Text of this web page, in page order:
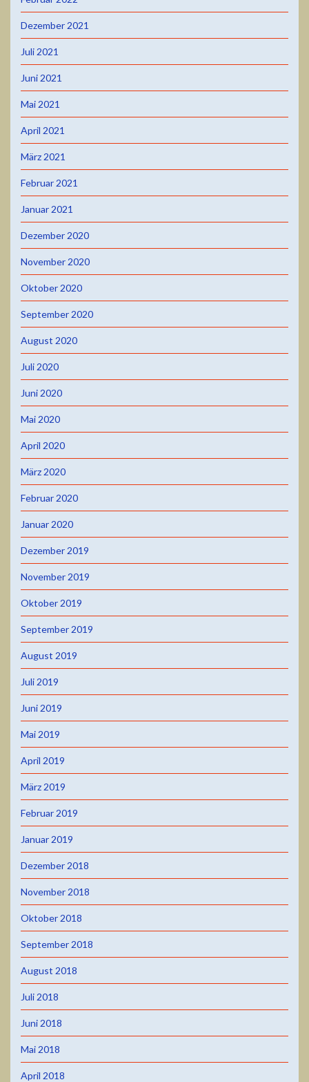
Dezember 2021
Juli 2021
Juni 2021
Mai 2021
April 2021
März 2021
Februar 2021
Januar 2021
Dezember 2020
November 2020
Oktober 2020
September 2020
August 2020
Juli 2020
Juni 2020
Mai 2020
April 2020
März 2020
Februar 2020
Januar 2020
Dezember 2019
November 2019
Oktober 2019
September 2019
August 2019
Juli 2019
Juni 2019
Mai 2019
April 2019
März 2019
Februar 2019
Januar 2019
Dezember 2018
November 2018
Oktober 2018
September 2018
August 2018
Juli 2018
Juni 2018
Mai 2018
April 2018